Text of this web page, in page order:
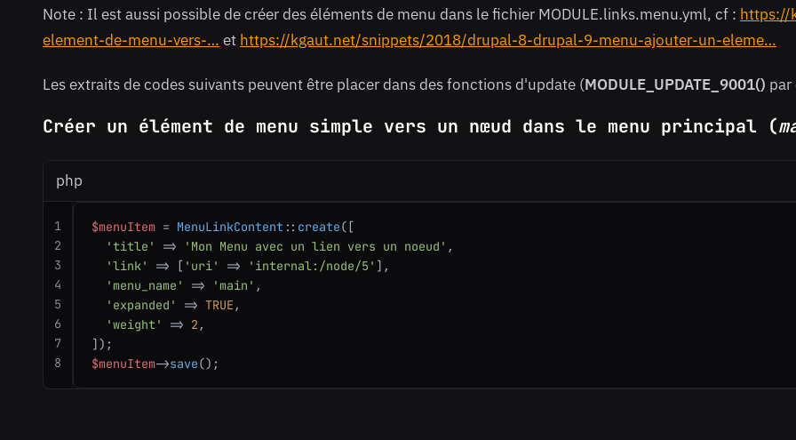
Note : Il est aussi possible de créer des éléments de menu dans le fichier MODULE.links.menu.yml, cf : https://
element-de-menu-vers-… et https://kgaut.net/snippets/2018/drupal-8-drupal-9-menu-ajouter-un-eleme…
Les extraits de codes suivants peuvent être placer dans des fonctions d'update (MODULE_UPDATE_9001() par
Créer un élément de menu simple vers un nœud dans le menu principal (
php
1
2
3
4
5
6
7
8
$menuItem = MenuLinkContent :: create([
'title'
=> 'Mon Menu avec un lien vers un noeud' ,
'link'
=> [ 'uri' => 'internal:/node/5' ],
'menu_name'
=> 'main' ,
'expanded'
=> TRUE ,
'weight'
=> 2 ,
$menuItem->save();